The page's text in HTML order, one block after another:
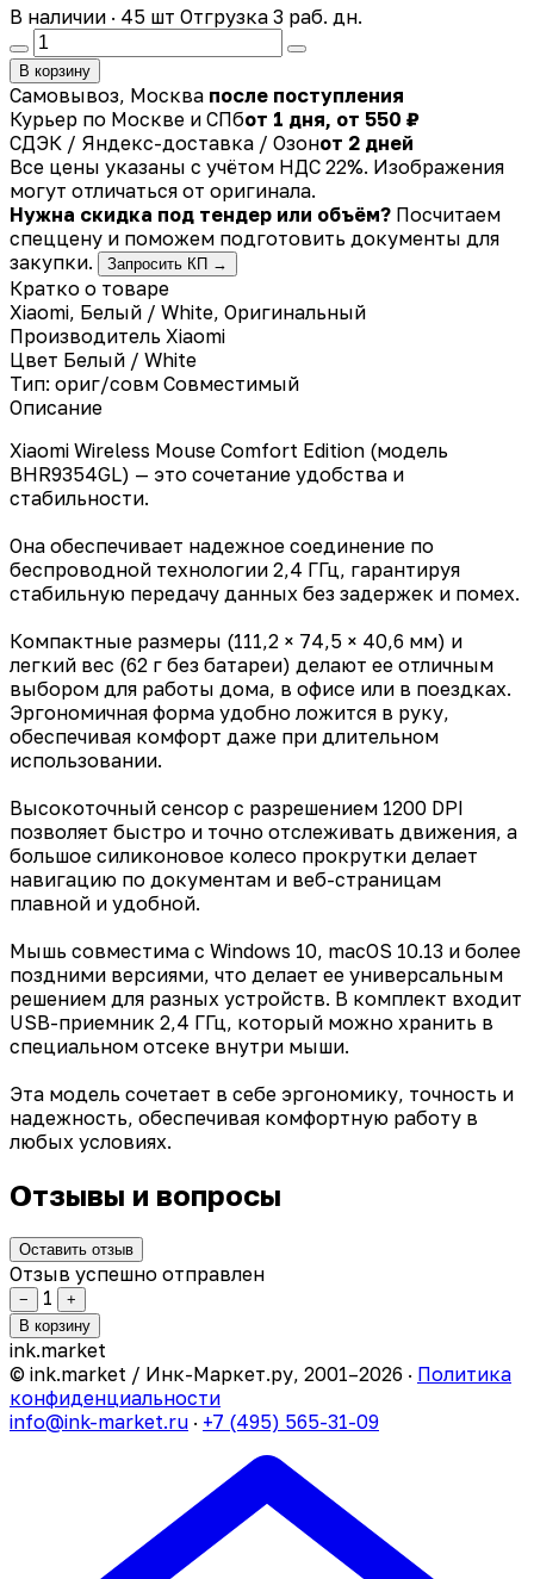
В наличии · 45 шт Отгрузка 3 раб. дн.
В корзину
Самовывоз, Москва после поступления
Курьер по Москве и СПбот 1 дня, от 550 ₽
СДЭК / Яндекс-доставка / Озонот 2 дней
Все цены указаны с учётом НДС 22%. Изображения
могут отличаться от оригинала.
Нужна скидка под тендер или объём? Посчитаем
спеццену и поможем подготовить документы для
закупки.
Запросить КП →
Кратко о товаре
Xiaomi, Белый / White, Оригинальный
Производитель Xiaomi
Цвет Белый / White
Тип: ориг/совм Совместимый
Описание
Xiaomi Wireless Mouse Comfort Edition (модель
BHR9354GL) — это сочетание удобства и
стабильности.
Она обеспечивает надежное соединение по
беспроводной технологии 2,4 ГГц, гарантируя
стабильную передачу данных без задержек и помех.
Компактные размеры (111,2 × 74,5 × 40,6 мм) и
легкий вес (62 г без батареи) делают ее отличным
выбором для работы дома, в офисе или в поездках.
Эргономичная форма удобно ложится в руку,
обеспечивая комфорт даже при длительном
использовании.
Высокоточный сенсор с разрешением 1200 DPI
позволяет быстро и точно отслеживать движения, а
большое силиконовое колесо прокрутки делает
навигацию по документам и веб-страницам
плавной и удобной.
Мышь совместима с Windows 10, macOS 10.13 и более
поздними версиями, что делает ее универсальным
решением для разных устройств. В комплект входит
USB-приемник 2,4 ГГц, который можно хранить в
специальном отсеке внутри мыши.
Эта модель сочетает в себе эргономику, точность и
надежность, обеспечивая комфортную работу в
любых условиях.
Отзывы и вопросы
Оставить отзыв
Отзыв успешно отправлен
− 1
+
В корзину
ink.market
© ink.market / Инк-Маркет.ру, 2001–2026 · Политика
конфиденциальности
info@ink-market.ru · +7 (495) 565-31-09